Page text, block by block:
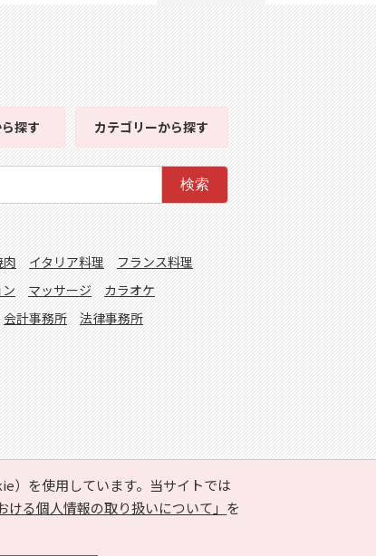
）を使用しています。当サイトでは
ける個人情報の取り扱いについて」 を
探す カテゴリーから探す
検索
肉 イタリア料理
フランス料理
マッサージ
カラオケ
会計事務所 法律事務所